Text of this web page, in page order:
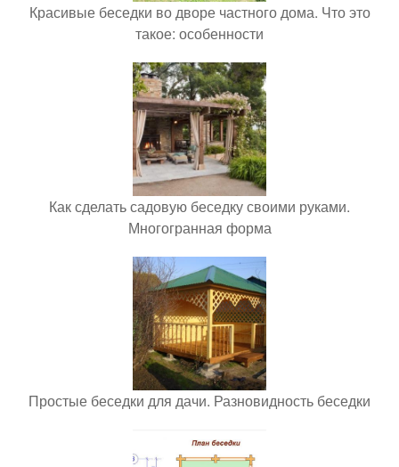
Красивые беседки во дворе частного дома. Что это
такое: особенности
Как сделать садовую беседку своими руками.
Многогранная форма
Простые беседки для дачи. Разновидность беседки